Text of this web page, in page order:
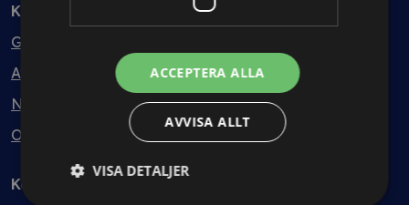
Kunskapsbank
Guider
Avtalsmallar
Nyheter
Ordlista
Kontakt
ACCEPTERA ALLA
AVVISA ALLT
VISA DETALJER